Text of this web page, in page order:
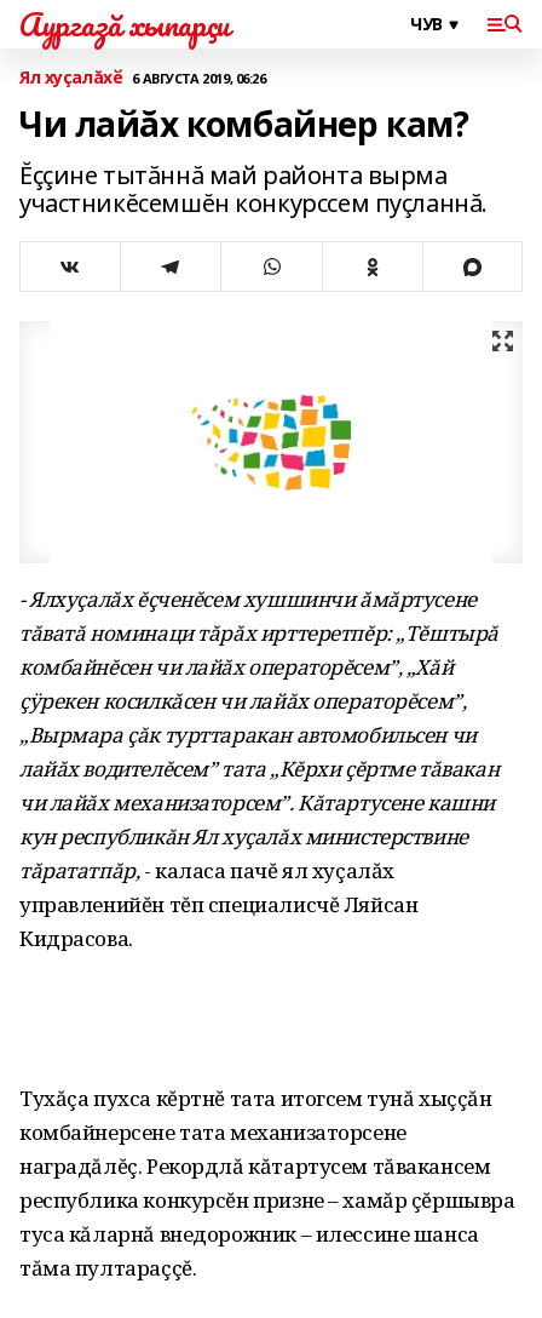
Аургазă хыпарçи
Ял хуçалăхӗ 6 АВГУСТА 2019, 06:26
Чи лайăх комбайнер кам?
Ĕççине тытăннă май районта вырма
участникĕсемшĕн конкурссем пуçланнă.
- Ялхуçалăх ĕçченĕсем хушшинчи ăмăртусене
тăватă номинаци тăрăх ирттеретпĕр: „Тĕштырă
комбайнĕсен чи лайăх операторĕсем”, „Хăй
çÿрекен косилкăсен чи лайăх операторĕсем”,
„Вырмара çăк турттаракан автомобильсен чи
лайăх водителĕсем” тата „Кĕрхи çĕртме тăвакан
чи лайăх механизаторсем”. Кăтартусене кашни
кун республикăн Ял хуçалăх министерствине
тăрататпăр,- каласа пачĕ ял хуçалăх
управленийĕн тĕп специалисчĕ Ляйсан
Кидрасова.
Тухăçа пухса кĕртнĕ тата итогсем тунă хыççăн
комбайнерсене тата механизаторсене
наградăлĕç. Рекордлă кăтартусем тăвакансем
республика конкурсĕн призне – хамăр çĕршывра
туса кăларнă внедорожник – илессине шанса
тăма пултараççĕ.